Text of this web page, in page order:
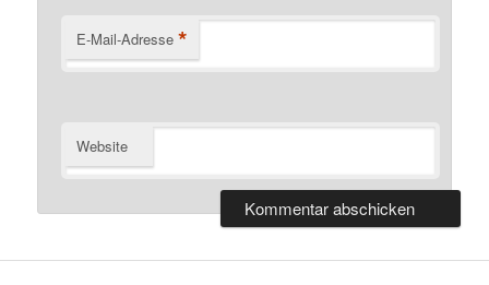
E-Mail-Adresse *
Website